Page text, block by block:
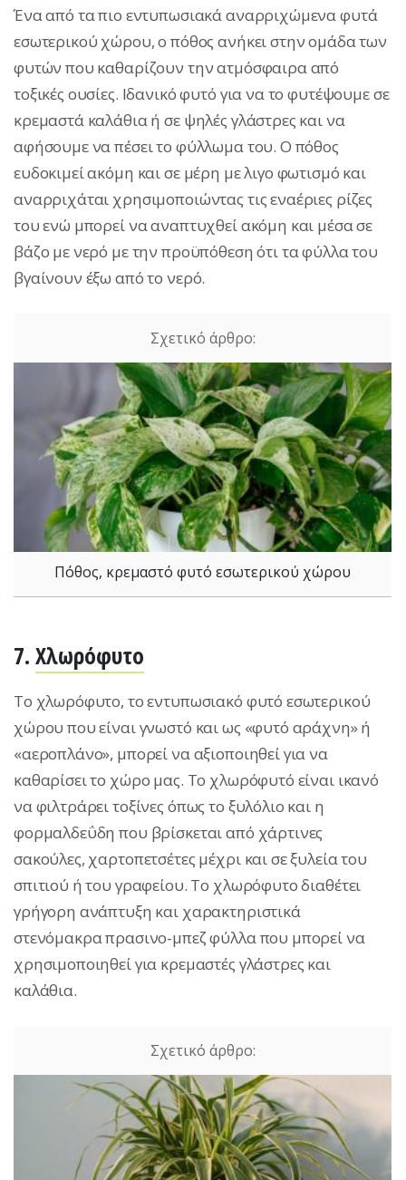
Ένα από τα πιο εντυπωσιακά αναρριχώμενα φυτά
εσωτερικού χώρου, ο πόθος ανήκει στην ομάδα των
φυτών που καθαρίζουν την ατμόσφαιρα από
τοξικές ουσίες. Ιδανικό φυτό για να το φυτέψουμε σε
κρεμαστά καλάθια ή σε ψηλές γλάστρες και να
αφήσουμε να πέσει το φύλλωμα του. Ο πόθος
ευδοκιμεί ακόμη και σε μέρη με λιγο φωτισμό και
αναρριχάται χρησιμοποιώντας τις εναέριες ρίζες
του ενώ μπορεί να αναπτυχθεί ακόμη και μέσα σε
βάζο με νερό με την προϋπόθεση ότι τα φύλλα του
βγαίνουν έξω από το νερό.
Πόθος, κρεμαστό φυτό εσωτερικού χώρου
7. Χλωρόφυτο
Το χλωρόφυτο, το εντυπωσιακό φυτό εσωτερικού
χώρου που είναι γνωστό και ως «φυτό αράχνη» ή
«αεροπλάνο», μπορεί να αξιοποιηθεί για να
καθαρίσει το χώρο μας. Το χλωρόφυτό είναι ικανό
να φιλτράρει τοξίνες όπως το ξυλόλιο και η
φορμαλδεΰδη που βρίσκεται από χάρτινες
σακούλες, χαρτοπετσέτες μέχρι και σε ξυλεία του
σπιτιού ή του γραφείου. Το χλωρόφυτο διαθέτει
γρήγορη ανάπτυξη και χαρακτηριστικά
στενόμακρα πρασινο-μπεζ φύλλα που μπορεί να
χρησιμοποιηθεί για κρεμαστές γλάστρες και
καλάθια.